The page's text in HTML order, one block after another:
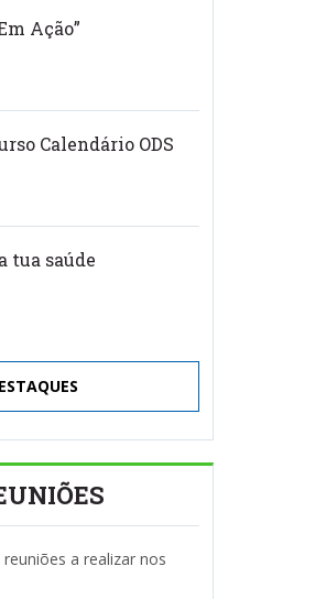
Ação”
Calendário ODS
tua saúde
a realizar nos